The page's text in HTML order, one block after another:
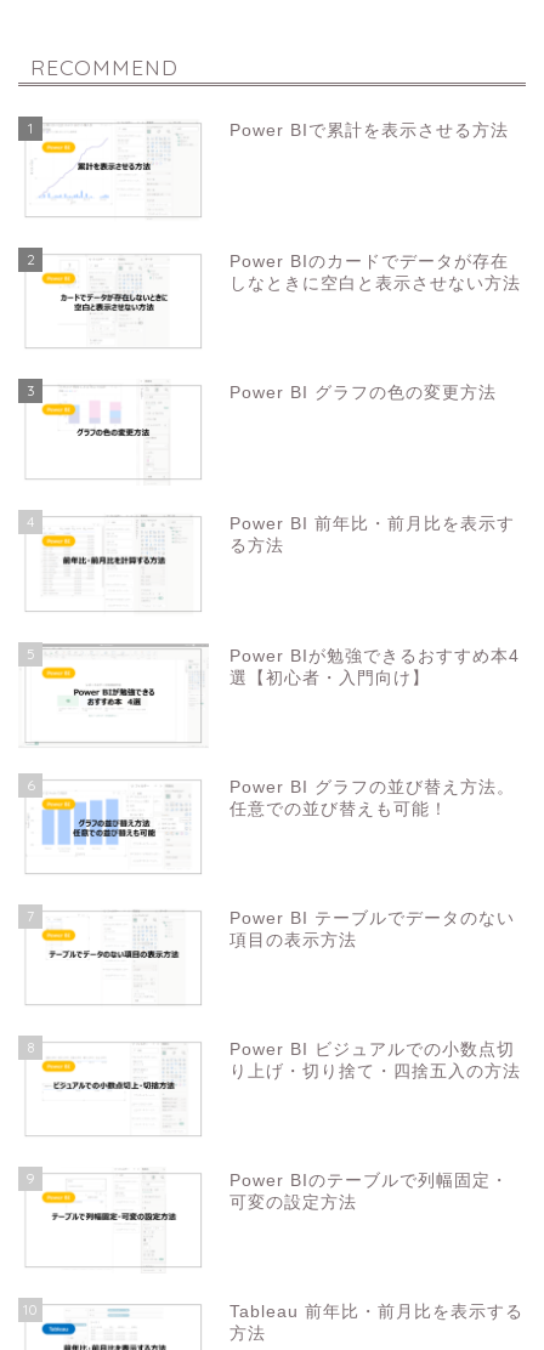
RECOMMEND
1 Power BIで累計を表示させる方法
2
Power BIのカードでデータが存在
しなときに空白と表示させない方法
3 Power BI グラフの色の変更方法
4
Power BI 前年比・前月比を表示す
る方法
5
Power BIが勉強できるおすすめ本4
選【初心者・入門向け】
6
Power BI グラフの並び替え方法。
任意での並び替えも可能！
7
Power BI テーブルでデータのない
項目の表示方法
8
Power BI ビジュアルでの小数点切
り上げ・切り捨て・四捨五入の方法
9
Power BIのテーブルで列幅固定・
可変の設定方法
10
Tableau 前年比・前月比を表示する
方法